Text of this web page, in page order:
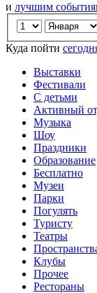
и лучшим
Куда пойти
Выставки
Фестивали
С детьми
Активный
Музыка
Шоу
Праздники
Образование
Бесплатно
Музеи
Парки
Погулять
Туристу
Театры
Клубы
Прочее
Рестораны